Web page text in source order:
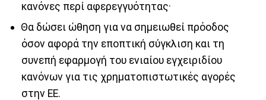
κανόνες περί αφερεγγυότητας·
Θα δώσει ώθηση για να σημειωθεί πρόοδος
όσον αφορά την εποπτική σύγκλιση και τη
συνεπή εφαρμογή του ενιαίου εγχειριδίου
κανόνων για τις χρηματοπιστωτικές αγορές
στην ΕΕ.